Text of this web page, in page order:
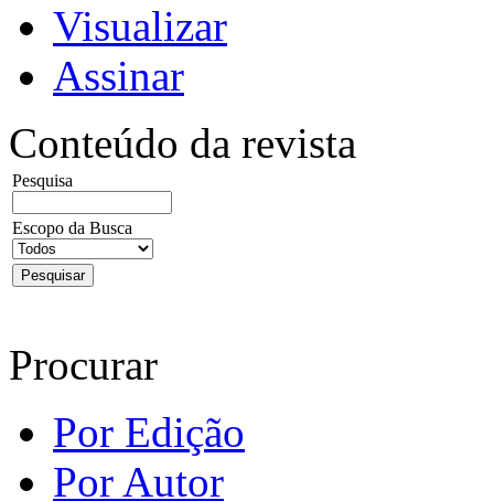
Visualizar
Assinar
Conteúdo da revista
Pesquisa
Escopo da Busca
Procurar
Por Edição
Por Autor